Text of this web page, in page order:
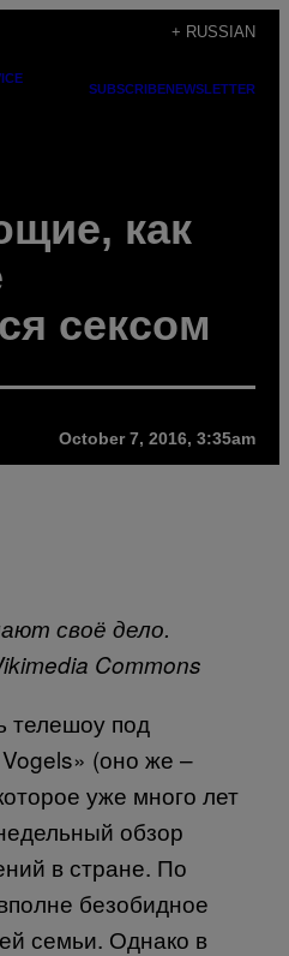
+ RUSSIAN
SUBSCRIBENEWSLETTER
как
сексом
October 7, 2016, 3:35am
своё дело.
Commons
телешоу под
» (оно же –
уже много лет
обзор
в стране. По
безобидное
семьи. Однако в